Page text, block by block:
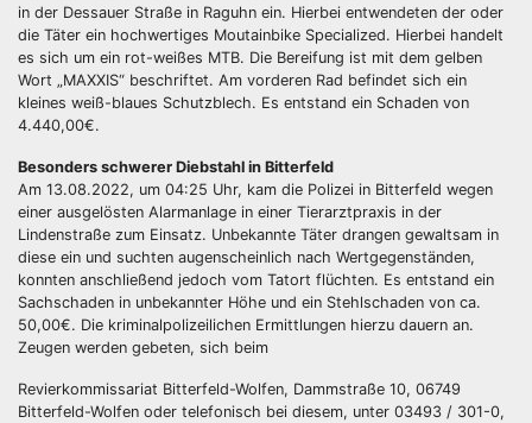
in der Dessauer Straße in Raguhn ein. Hierbei entwendeten der oder
die Täter ein hochwertiges Moutainbike Specialized. Hierbei handelt
es sich um ein rot-weißes MTB. Die Bereifung ist mit dem gelben
Wort „MAXXIS“ beschriftet. Am vorderen Rad befindet sich ein
kleines weiß-blaues Schutzblech. Es entstand ein Schaden von
4.440,00€.
Besonders schwerer Diebstahl in Bitterfeld
Am 13.08.2022, um 04:25 Uhr, kam die Polizei in Bitterfeld wegen
einer ausgelösten Alarmanlage in einer Tierarztpraxis in der
Lindenstraße zum Einsatz. Unbekannte Täter drangen gewaltsam in
diese ein und suchten augenscheinlich nach Wertgegenständen,
konnten anschließend jedoch vom Tatort flüchten. Es entstand ein
Sachschaden in unbekannter Höhe und ein Stehlschaden von ca.
50,00€. Die kriminalpolizeilichen Ermittlungen hierzu dauern an.
Zeugen werden gebeten, sich beim
Revierkommissariat Bitterfeld-Wolfen, Dammstraße 10, 06749
Bitterfeld-Wolfen oder telefonisch bei diesem, unter 03493 / 301-0,